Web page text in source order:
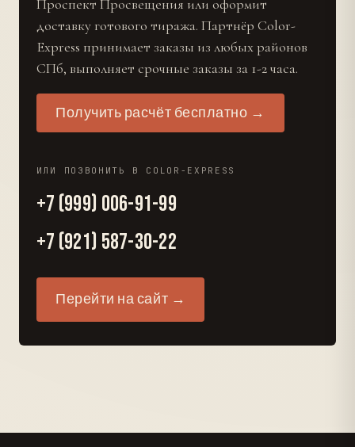
Проспект Просвещения или оформит
доставку готового тиража. Партнёр Color-
Express принимает заказы из любых районов
СПб, выполняет срочные заказы за 1-2 часа.
Получить расчёт бесплатно →
ИЛИ ПОЗВОНИТЬ В COLOR-EXPRESS
+7 (999) 006-91-99
+7 (921) 587-30-22
Перейти на сайт →